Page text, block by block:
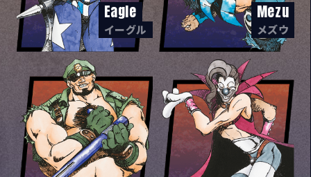
Eagle
イーグル
Mezu
メズウ